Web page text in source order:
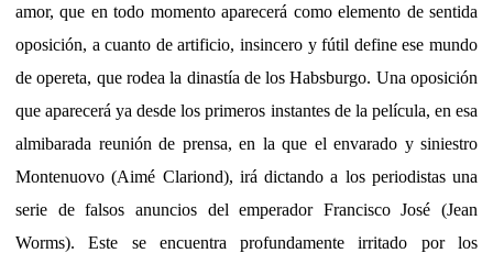
amor, que en todo momento aparecerá como elemento de sentida
oposición, a cuanto de artificio, insincero y fútil define ese mundo
de opereta, que rodea la dinastía de los Habsburgo. Una oposición
que aparecerá ya desde los primeros instantes de la película, en esa
almibarada reunión de prensa, en la que el envarado y siniestro
Montenuovo (Aimé Clariond), irá dictando a los periodistas una
serie de falsos anuncios del emperador Francisco José (Jean
Worms). Este se encuentra profundamente irritado por los